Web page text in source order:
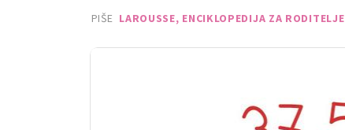
PIŠE LAROUSSE, ENCIKLOPEDIJA ZA RODITELJE